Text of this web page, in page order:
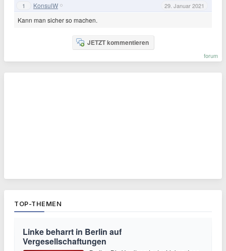
1 KonsulW 29. Januar 2021
Kann man sicher so machen.
JETZT kommentieren
forum
TOP-THEMEN
Linke beharrt in Berlin auf
Vergesellschaftungen